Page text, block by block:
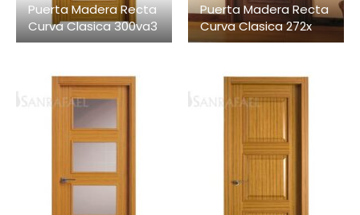
Puerta Madera Recta
Curva Clasica 300va3
Puerta Madera Recta
Curva Clasica 272x